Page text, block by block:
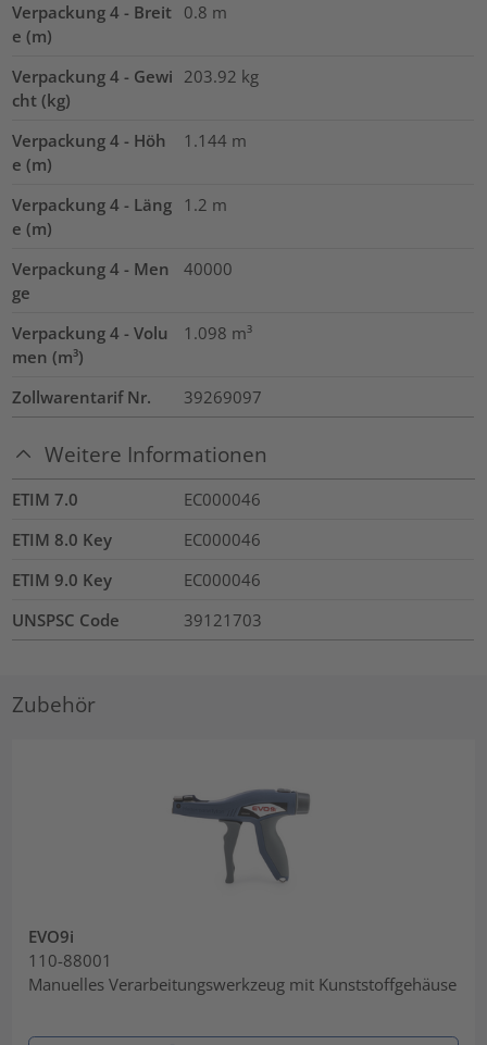
Verpackung 4 - Breit
e (m)
0.8 m
Verpackung 4 - Gewi
cht (kg)
203.92 kg
Verpackung 4 - Höh
e (m)
1.144 m
Verpackung 4 - Läng
e (m)
1.2 m
Verpackung 4 - Men
ge
40000
Verpackung 4 - Volu
men (m³)
1.098 m³
Zollwarentarif Nr. 39269097
Weitere Informationen
ETIM 7.0
EC000046
ETIM 8.0 Key
EC000046
ETIM 9.0 Key
EC000046
UNSPSC Code
39121703
Zubehör
EVO9i
110-88001
Manuelles Verarbeitungswerkzeug mit Kunststoffgehäuse